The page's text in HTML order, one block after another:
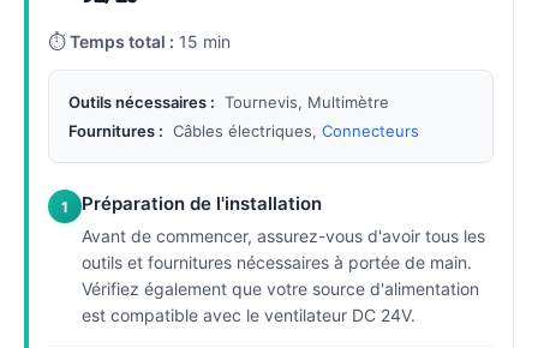
⏱Temps total : 15 min
Outils nécessaires : Tournevis, Multimètre
Fournitures : Câbles électriques, Connecteurs
1 Préparation de l'installation
Avant de commencer, assurez-vous d'avoir tous les
outils et fournitures nécessaires à portée de main.
Vérifiez également que votre source d'alimentation
est compatible avec le ventilateur DC 24V.